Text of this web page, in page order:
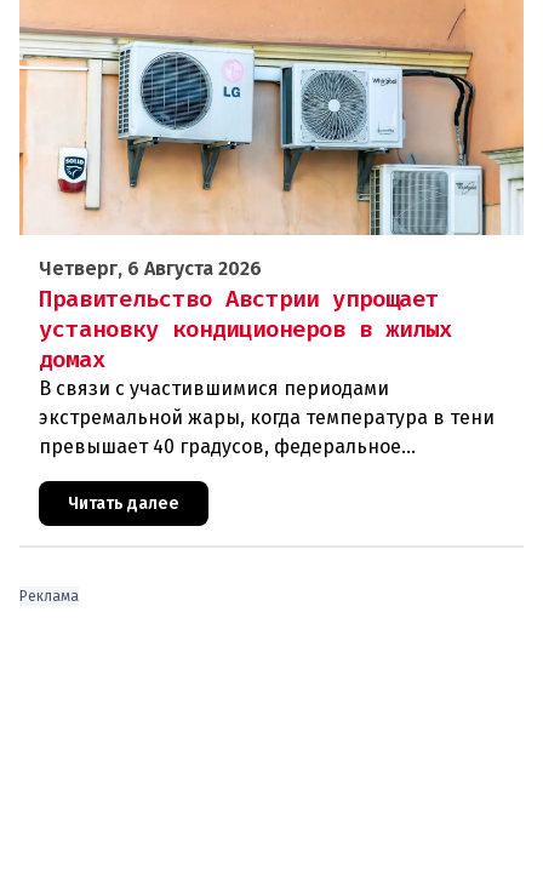
Четверг, 6 Августа 2026
Правительство Австрии упрощает
установку кондиционеров в жилых
домах
В связи с участившимися периодами
экстремальной жары, когда температура в тени
превышает 40 градусов, федеральное
правительство Австрии взялось за решение
проблемы перегрева жилых помещений. В среду н
Читать далее
Реклама